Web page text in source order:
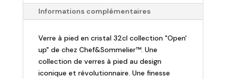
pied
Pro
"Open
Informations complémentaires
Verre à pied en cristal 32cl collection "Open'
up" de chez Chef&Sommelier™. Une
collection de verres à pied au design
iconique et révolutionnaire. Une finesse